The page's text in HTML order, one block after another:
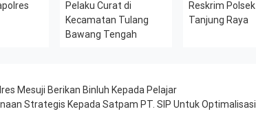
Pelaku Curat di
Kecamatan Tulang
Bawang Tengah
Reskrim Polsek
Tanjung Raya
Mesuji Berikan Binluh Kepada Pelajar
Strategis Kepada Satpam PT. SIP Untuk Optimalisasi